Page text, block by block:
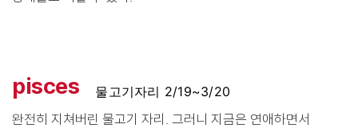
pisces
물고기자리 2/19~3/20
완전히 지쳐버린 물고기 자리. 그러니 지금은 연애하면서